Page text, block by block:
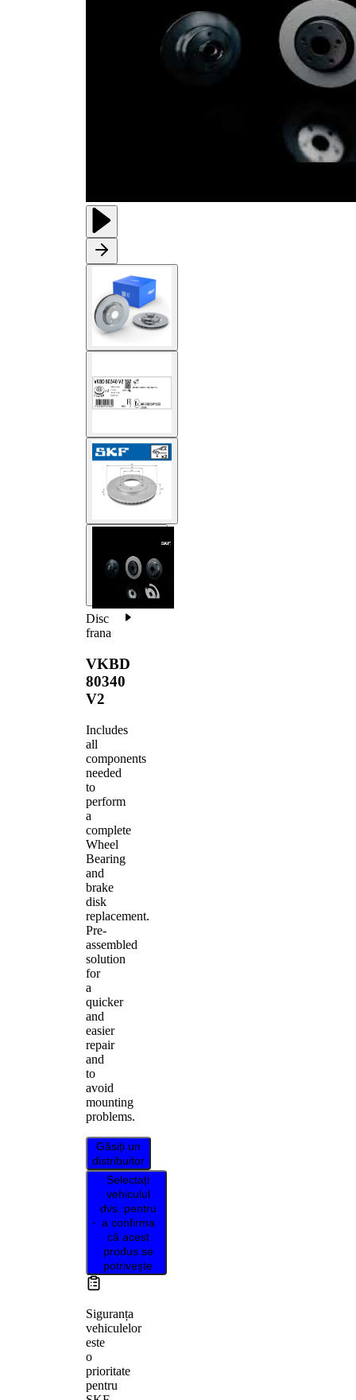
Disc
frana
VKBD
80340
V2
Includes
all
components
needed
to
perform
a
complete
Wheel
Bearing
and
brake
disk
replacement.
Pre-
assembled
solution
for
a
quicker
and
easier
repair
and
to
avoid
mounting
problems.
Găsiți un
distribuitor
Selectați
vehiculul
dvs. pentru
a confirma
că acest
produs se
potrivește
Siguranța
vehiculelor
este
o
prioritate
pentru